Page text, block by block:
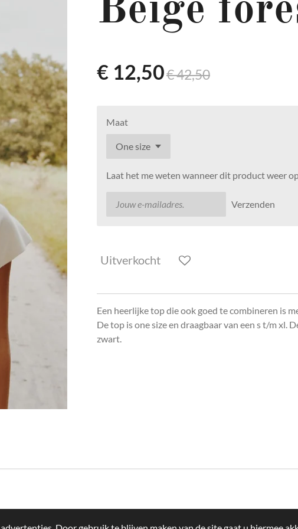
Beige
€ 12,50€ 42,50
Maat
Laat het me weten wanneer dit product weer
Verzenden
Uitverkocht
Een heerlijke top die ook goed te combineren is
De top is one size en draagbaar van een s t/m xl.
zwart.